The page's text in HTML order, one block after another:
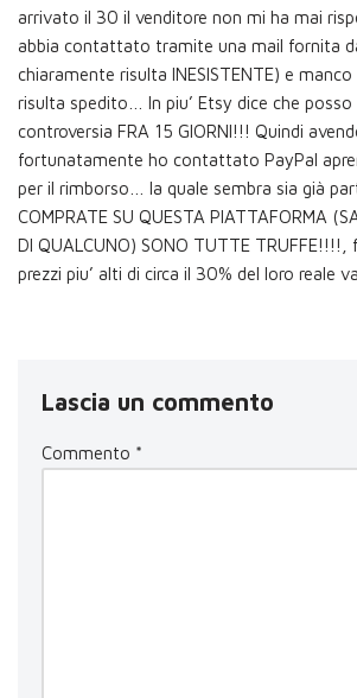
arrivato il 30 il venditore non mi ha mai
abbia contattato tramite una mail fornita
chiaramente risulta INESISTENTE) e
risulta spedito… In piu’ Etsy dice che posso
controversia FRA 15 GIORNI!!! Quindi
fortunatamente ho contattato PayPal
per il rimborso… la quale sembra sia già
COMPRATE SU QUESTA PIATTAFORMA
DI QUALCUNO) SONO TUTTE
prezzi piu’ alti di circa il 30% del loro reale
Lascia un commento
Commento *